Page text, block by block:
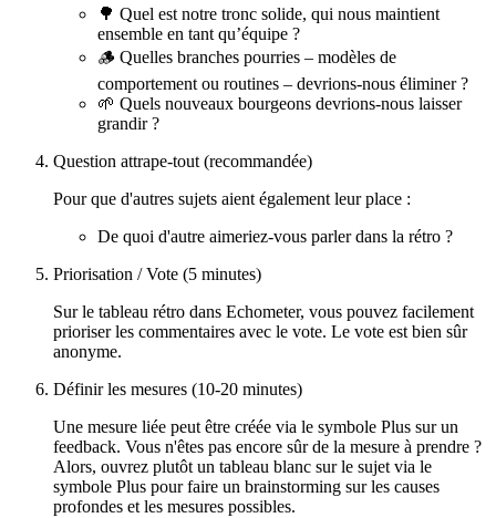
🌳 Quel est notre tronc solide, qui nous maintient
ensemble en tant qu’équipe ?
🪵 Quelles branches pourries – modèles de
comportement ou routines – devrions-nous éliminer ?
🌱 Quels nouveaux bourgeons devrions-nous laisser
grandir ?
Question attrape-tout (recommandée)
Pour que d'autres sujets aient également leur place :
De quoi d'autre aimeriez-vous parler dans la rétro ?
Priorisation / Vote (5 minutes)
Sur le tableau rétro dans Echometer, vous pouvez facilement
prioriser les commentaires avec le vote. Le vote est bien sûr
anonyme.
Définir les mesures (10-20 minutes)
Une mesure liée peut être créée via le symbole Plus sur un
feedback. Vous n'êtes pas encore sûr de la mesure à prendre ?
Alors, ouvrez plutôt un tableau blanc sur le sujet via le
symbole Plus pour faire un brainstorming sur les causes
profondes et les mesures possibles.